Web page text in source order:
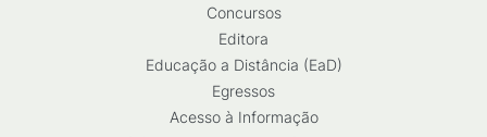
Concursos
Editora
Educação a Distância (EaD)
Egressos
Acesso à Informação